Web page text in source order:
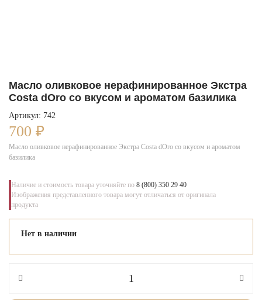
Масло оливковое нерафинированное Экстра
Costa dOro со вкусом и ароматом базилика
Артикул: 742
700 ₽
Масло оливковое нерафинированное Экстра Costa dOro со вкусом и ароматом
базилика
Наличие и стоимость товара уточняйте по 8 (800) 350 29 40
Изображения представленного товара могут отличаться от оригинала
продукта
Нет в наличии